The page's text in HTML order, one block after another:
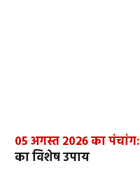
05 अगस्त 2026 का पंचांग:
का विशेष उपाय